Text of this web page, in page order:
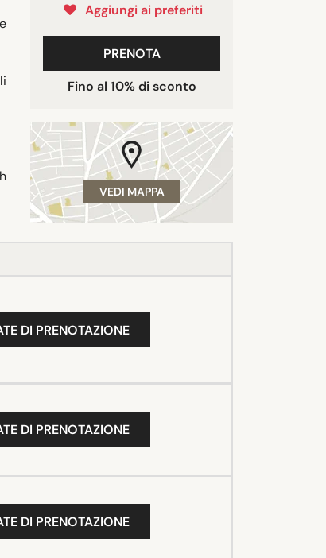
Aggiungi ai preferiti
PRENOTA
Fino al 10% di sconto
VEDI MAPPA
DI PRENOTAZIONE
DI PRENOTAZIONE
DI PRENOTAZIONE